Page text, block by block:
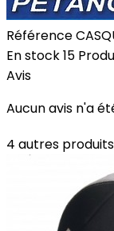
Référence
En stock15
Avis
Aucun avis n'a
4 autres